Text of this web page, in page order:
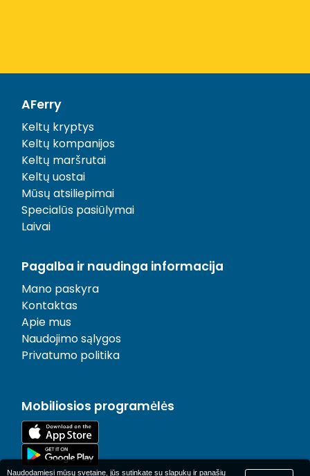
AFerry
Keltų kryptys
Keltų kompanijos
Keltų maršrutai
Keltų uostai
Mūsų atsiliepimai
Specialūs pasiūlymai
Laivai
Pagalba ir naudinga informacija
Mano paskyra
Kontaktas
Apie mus
Naudojimo sąlygos
Privatumo politika
Mobiliosios programėlės
Naudodamiesi mūsų svetaine, jūs sutinkate su slapukų ir panašių